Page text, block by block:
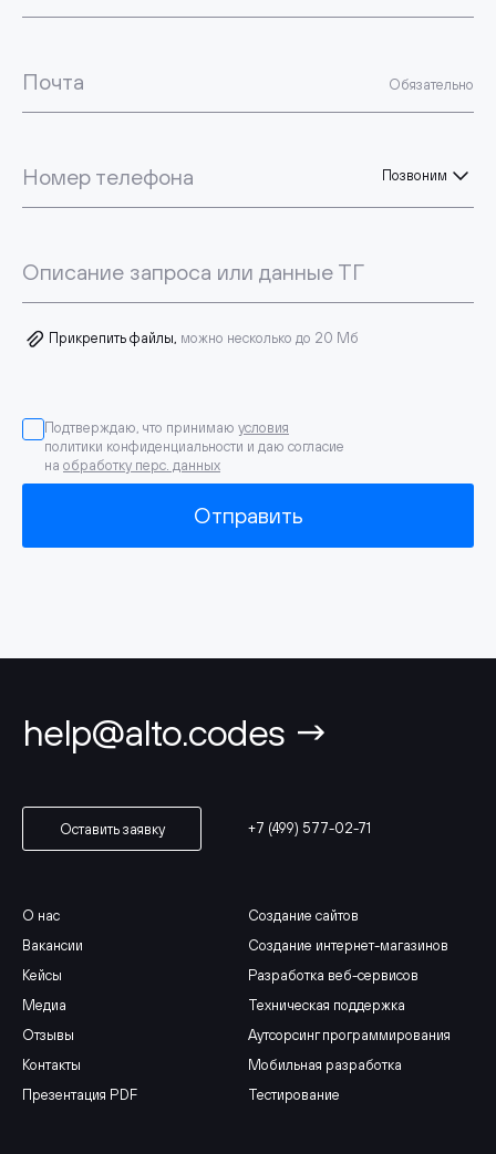
Почта Обязательно
Номер телефона Позвоним
Описание запроса или данные ТГ
Прикрепить файлы, можно несколько до 20 Мб
Подтверждаю, что принимаю условия
политики конфиденциальности и даю согласие
на обработку перс. данных
Отправить
help@alto.codes →
Оставить заявку +7 (499) 577-02-71
О нас
Вакансии
Кейсы
Медиа
Отзывы
Контакты
Презентация PDF
Создание сайтов
Создание интернет-магазинов
Разработка веб-сервисов
Техническая поддержка
Аутсорсинг программирования
Мобильная разработка
Тестирование